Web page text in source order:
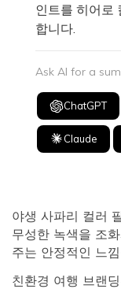
인트를 히어로
합니다.
Ask AI for a
ChatGPT
Claude
야생 사파리 컬러
무성한 녹색을 조
주는 안정적인 느
친환경 여행 브랜